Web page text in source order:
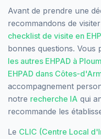
Avant de prendre une
recommandons de
checklist de visite en
bonnes questions. Vous
les autres EHPAD à
EHPAD dans Côtes-
accompagnement
notre recherche IA qui
recommande les
Le CLIC (Centre Local